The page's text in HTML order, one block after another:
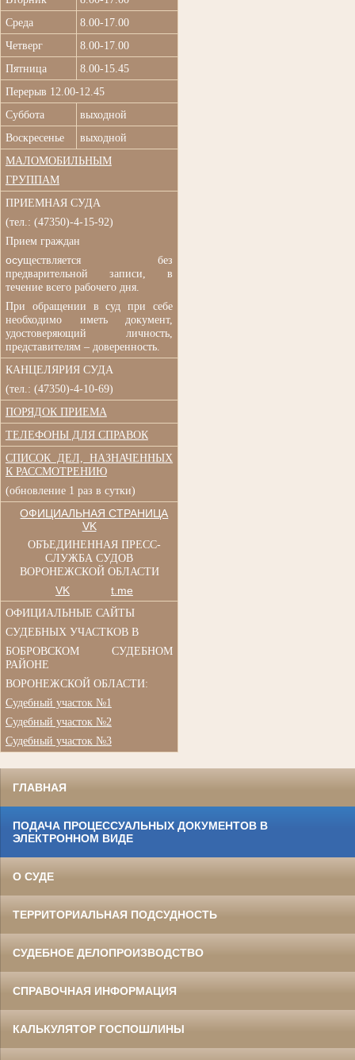
Среда
8.00-17.00
Четверг
8.00-17.00
Пятница
8.00-15.45
Перерыв 12.00-12.45
Суббота
выходной
Воскресенье
выходной
МАЛОМОБИЛЬНЫМ
ГРУППАМ
ПРИЕМНАЯ СУДА
(тел.: (47350)-4-15-92)
Прием граждан
осуществляется без
предварительной записи, в
течение всего рабочего дня.
При обращении в суд при
себе
необходимо иметь документ,
удостоверяющий личность,
представителям – доверенность.
КАНЦЕЛЯРИЯ СУДА
(тел.: (47350)-4-10-69)
ПОРЯДОК ПРИЕМА
ТЕЛЕФОНЫ ДЛЯ СПРАВОК
СПИСОК ДЕЛ, НАЗНАЧЕННЫХ
К РАССМОТРЕНИЮ
(обновление 1 раз в сутки)
ОФИЦИАЛЬНАЯ СТРАНИЦА
VK
ОБЪЕДИНЕННАЯ ПРЕСС-
СЛУЖБА СУДОВ
ВОРОНЕЖСКОЙ ОБЛАСТИ
VK t.me
ОФИЦИАЛЬНЫЕ САЙТЫ
СУДЕБНЫХ УЧАСТКОВ В
БОБРОВСКОМ СУДЕБНОМ
РАЙОНЕ
ВОРОНЕЖСКОЙ ОБЛАСТИ:
Судебный участок №1
Судебный участок №2
Судебный участок №3
ГЛАВНАЯ
ПОДАЧА ПРОЦЕССУАЛЬНЫХ ДОКУМЕНТОВ В
ЭЛЕКТРОННОМ ВИДЕ
О СУДЕ
ТЕРРИТОРИАЛЬНАЯ ПОДСУДНОСТЬ
СУДЕБНОЕ ДЕЛОПРОИЗВОДСТВО
СПРАВОЧНАЯ ИНФОРМАЦИЯ
КАЛЬКУЛЯТОР ГОСПОШЛИНЫ